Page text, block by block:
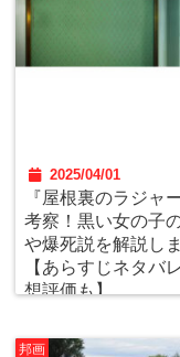
2025/04/01
『屋根裏のラジャ
考察！黒い女の子
や爆死説を解説し
【あらすじネタバ
想評価も】
邦画